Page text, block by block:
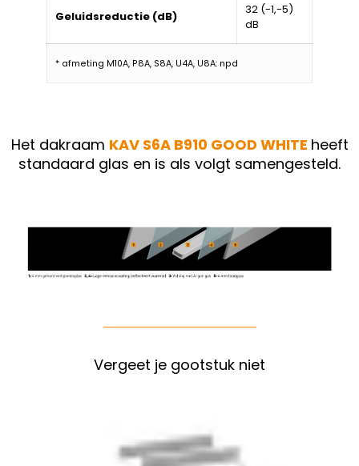
Geluidsreductie (dB)
32 (-1,-5)
dB
* afmeting M10A, P8A, S8A, U4A, U8A: npd
Het dakraam KAV S6A B910 GOOD WHITE heeft
standaard glas en is als volgt samengesteld.
Vergeet je gootstuk niet